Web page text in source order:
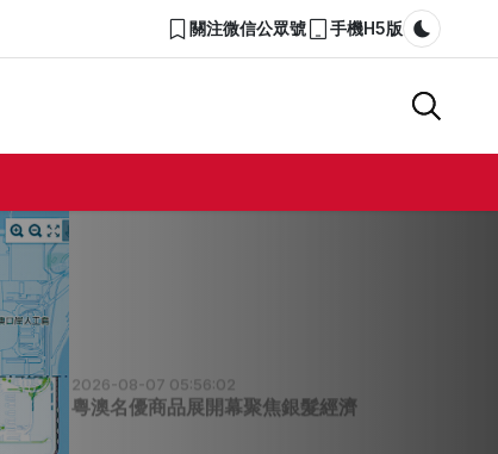
關注微信公眾號 手機H5版
Dark
澳琴須攻堅無感通關軌道硬聯通
2026-08-07 05:56:02
粵澳名優商品展開幕聚焦銀髮經濟